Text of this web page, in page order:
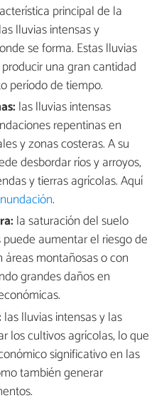
principal de la
lluvias intensas y
se forma. Estas lluvias
una gran cantidad
período de tiempo.
las lluvias intensas
repentinas en
y zonas costeras. A su
desbordar ríos y arroyos,
y tierras agrícolas. Aquí
.
la saturación del suelo
aumentar el riesgo de
montañosas o con
grandes daños en
las lluvias intensas y las
los cultivos agrícolas, lo que
significativo en las
también generar